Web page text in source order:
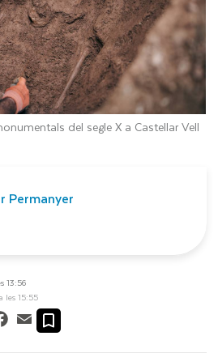
del segle X a Castellar Vell
Permanyer
13:56
les 15:55
Facebook
Email